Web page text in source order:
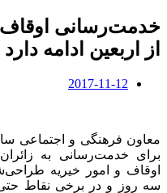
از اربعین ادامه دارد
2017-11-12
برای خدمت‌رسانی به
اوقاف و امور خیریه
سه روز و در برخی نقاط حتی